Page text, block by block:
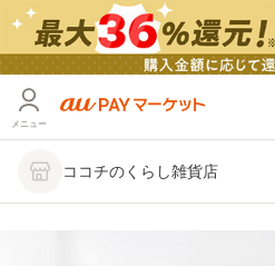
メニュー
ココチのくらし雑貨店